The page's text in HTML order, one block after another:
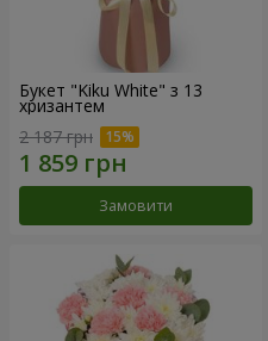
Букет "Kiku White" з 13
хризантем
2 187 грн
Замовити